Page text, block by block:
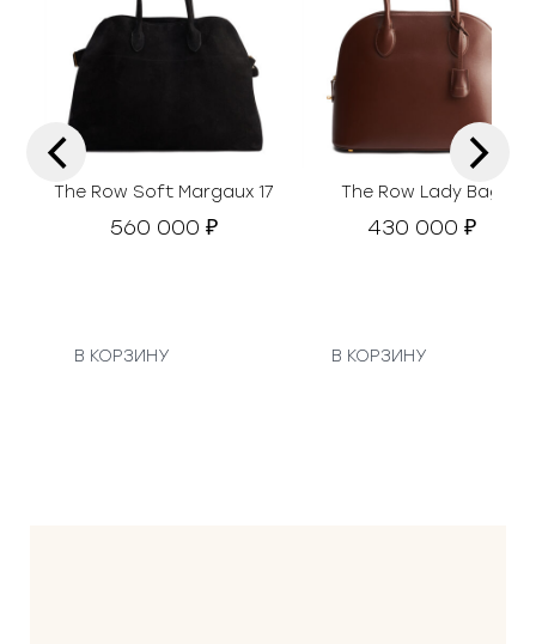
The Row Soft Margaux 17
560 000₽
В КОРЗИНУ
The Row Lady Bag
430 000 ₽
В КОРЗИНУ
‹ ›